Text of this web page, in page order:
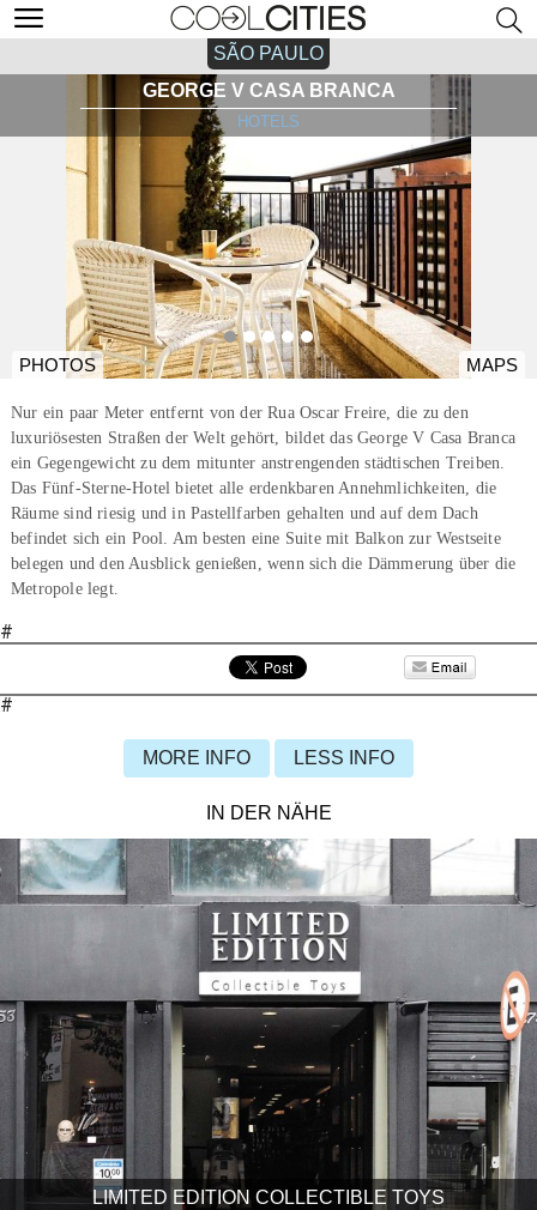
SÃO PAULO
GEORGE V CASA BRANCA
HOTELS
PHOTOS MAPS
Nur ein paar Meter entfernt von der Rua Oscar Freire, die zu den
luxuriösesten Straßen der Welt gehört, bildet das George V Casa Branca
ein Gegengewicht zu dem mitunter anstrengenden städtischen Treiben.
Das Fünf-Sterne-Hotel bietet alle erdenkbaren Annehmlichkeiten, die
Räume sind riesig und in Pastellfarben gehalten und auf dem Dach
befindet sich ein Pool. Am besten eine Suite mit Balkon zur Westseite
belegen und den Ausblick genießen, wenn sich die Dämmerung über die
Metropole legt.
#
#
MORE INFO LESS INFO
IN DER NÄHE
LIMITED EDITION COLLECTIBLE TOYS